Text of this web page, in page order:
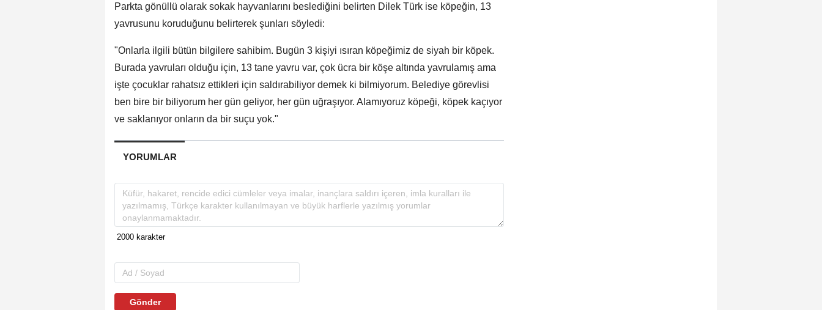
Parkta gönüllü olarak sokak hayvanlarını beslediğini belirten Dilek Türk ise köpeğin, 13
yavrusunu koruduğunu belirterek şunları söyledi:
"Onlarla ilgili bütün bilgilere sahibim. Bugün 3 kişiyi ısıran köpeğimiz de siyah bir köpek.
Burada yavruları olduğu için, 13 tane yavru var, çok ücra bir köşe altında yavrulamış ama
işte çocuklar rahatsız ettikleri için saldırabiliyor demek ki bilmiyorum. Belediye görevlisi
ben bire bir biliyorum her gün geliyor, her gün uğraşıyor. Alamıyoruz köpeği, köpek kaçıyor
ve saklanıyor onların da bir suçu yok."
YORUMLAR
Gönder